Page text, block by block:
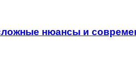
нюансы и